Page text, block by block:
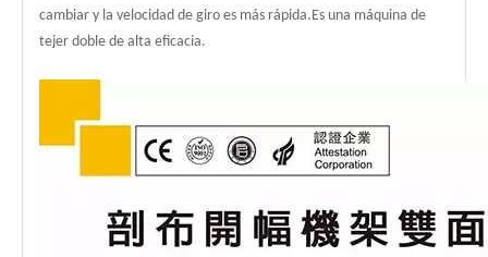
cambiar y la velocidad de giro es más rápida.Es una máquina de
tejer doble de alta eficacia.